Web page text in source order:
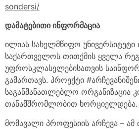
sondersi/
დამატებითი ინფორმაცია
ილიას სახელმწიფო
საქართველოს თითქმის ყველა
უფროსკლასელებისათვის
გამართავს. პროექტი
საგანმანათლებლო ორგანიზაცია
თანამშრომლობით ხორციელდება.
მომავალი პროფესიის არჩევა – ამ